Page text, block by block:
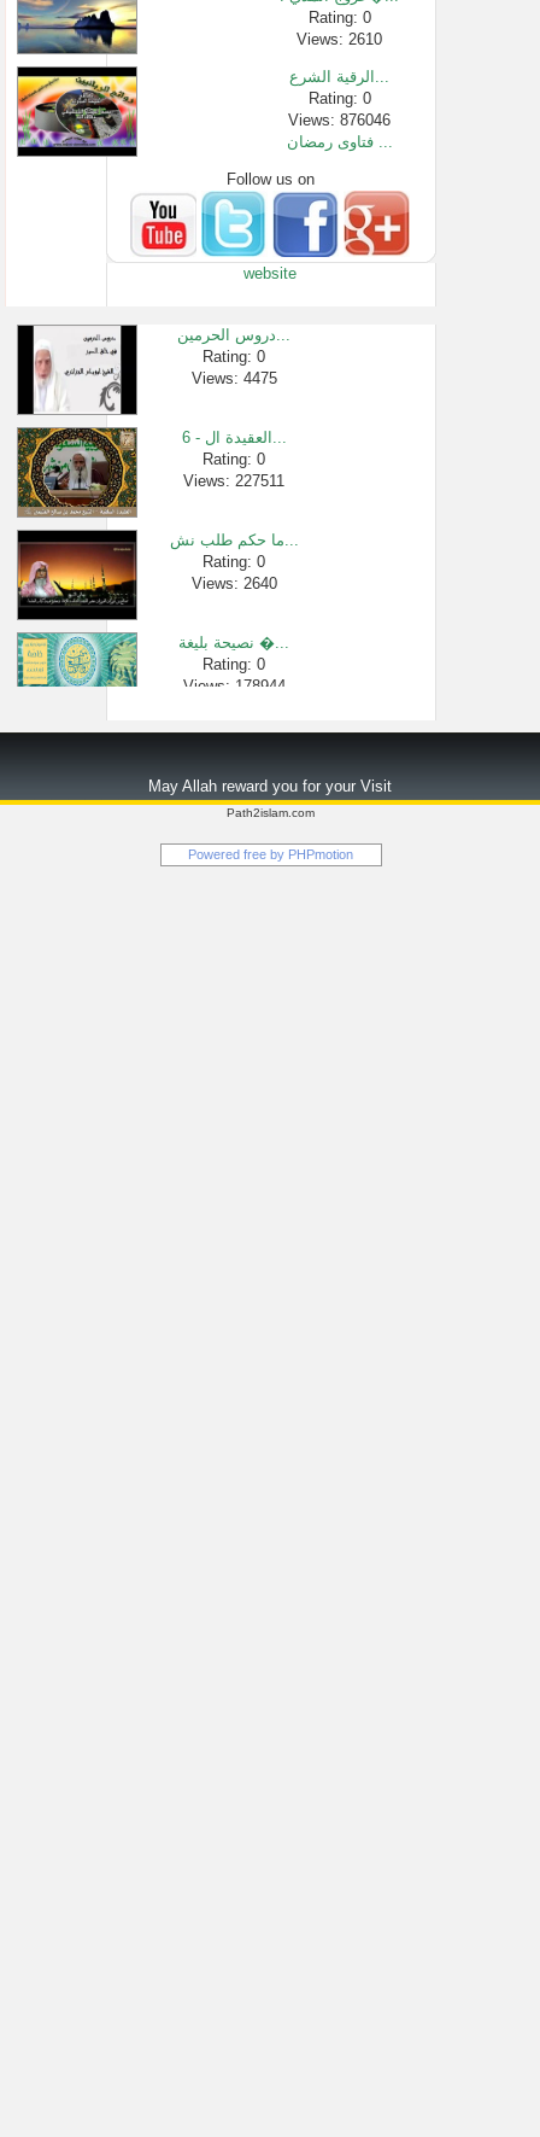
Rating: 0
Views: 2610
الرقية الشرع...
Rating: 0
Views: 876046
فتاوى رمضان ...
Rating: 0
Views: 6693
ما بين الحفظ ...
Rating: 0
Follow us on
website
دروس الحرمين...
Rating: 0
Views: 4475
6 - العقيدة ال...
Rating: 0
Views: 227511
ما حكم طلب نش...
Rating: 0
Views: 2640
نصيحة بليغة �...
Rating: 0
Views: 178944
Views: 28787
تؤدي الزوجة �...
Rating: 0
May Allah reward you for your Visit
Path2islam.com
Powered free by PHPmotion